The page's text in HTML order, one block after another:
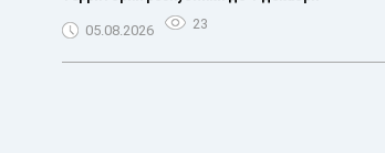
05.08.2026 23